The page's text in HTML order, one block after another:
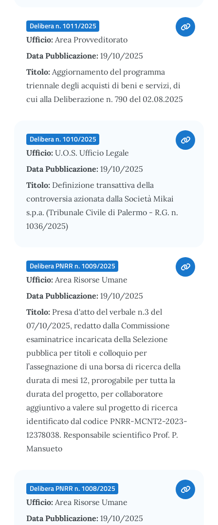
Delibera n. 1011/2025
Ufficio: Area Provveditorato
Data Pubblicazione: 19/10/2025
Titolo: Aggiornamento del programma
triennale degli acquisti di beni e servizi, di
cui alla Deliberazione n. 790 del 02.08.2025
Delibera n. 1010/2025
Ufficio: U.O.S. Ufficio Legale
Data Pubblicazione: 19/10/2025
Titolo: Definizione transattiva della
controversia azionata dalla Società Mikai
s.p.a. (Tribunale Civile di Palermo - R.G. n.
1036/2025)
Delibera PNRR n. 1009/2025
Ufficio: Area Risorse Umane
Data Pubblicazione: 19/10/2025
Titolo: Presa d'atto del verbale n.3 del
07/10/2025, redatto dalla Commissione
esaminatrice incaricata della Selezione
pubblica per titoli e colloquio per
l’assegnazione di una borsa di ricerca della
durata di mesi 12, prorogabile per tutta la
durata del progetto, per collaboratore
aggiuntivo a valere sul progetto di ricerca
identificato dal codice PNRR-MCNT2-2023-
12378038. Responsabile scientifico Prof. P.
Mansueto
Delibera PNRR n. 1008/2025
Ufficio: Area Risorse Umane
Data Pubblicazione: 19/10/2025